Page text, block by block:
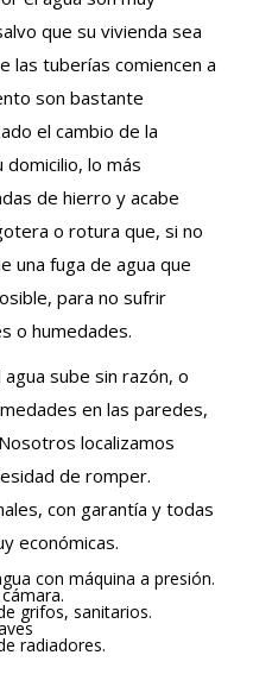
que su vivienda sea
las tuberías comiencen a
son bastante
el cambio de la
lo más
de hierro y acabe
o rotura que, si no
una fuga de agua que
para no sufrir
o humedades.
sube sin razón, o
en las paredes,
localizamos
de romper.
con garantía y todas
económicas.
con máquina a presión.
grifos, sanitarios.
radiadores.